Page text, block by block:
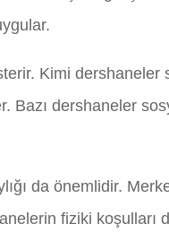
Kimi dershaneler
Bazı dershaneler
da önemlidir.
fiziki koşulları